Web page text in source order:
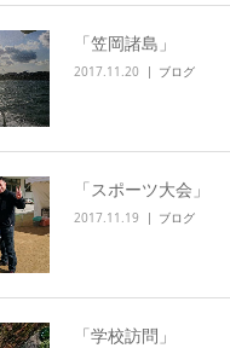
「笠岡諸島」
2017.11.20 ブログ
「スポーツ大会」
2017.11.19 ブログ
「学校訪問」